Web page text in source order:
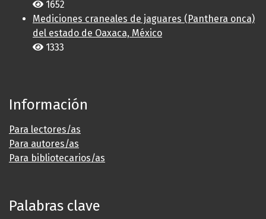
1652
Mediciones craneales de jaguares (Panthera onca)
del estado de Oaxaca, México
1333
Información
Para lectores/as
Para autores/as
Para bibliotecarios/as
Palabras clave